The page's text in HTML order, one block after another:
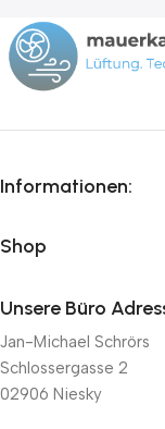
Informationen:
Shop
Unsere Büro
Jan-Michael Schrörs
Schlossergasse 2
02906 Niesky